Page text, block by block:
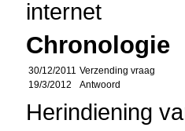
internet
Chronologie
30/12/2011 Verzending vraag
19/3/2012
Antwoord
Herindiening